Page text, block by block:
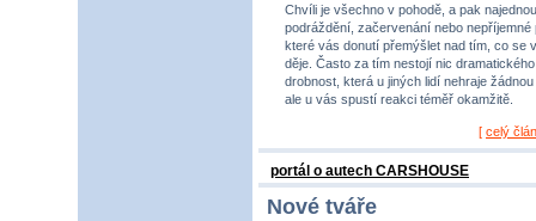
Chvíli je všechno v pohodě, a pak
podráždění, začervenání nebo nepříjemné
které vás donutí přemýšlet nad tím, co se
děje. Často za tím nestojí nic
drobnost, která u jiných lidí nehraje žádnou
ale u vás spustí reakci téměř okamžitě.
[ celý
portál o autech CARSHOUSE
Nové tváře